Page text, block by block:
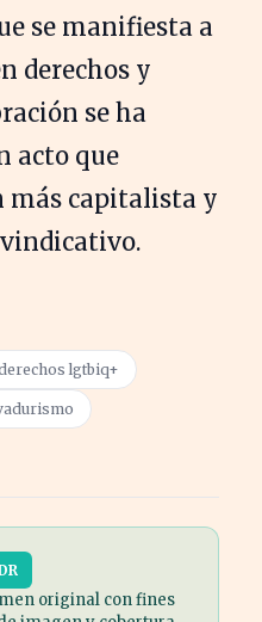
se manifiesta a
derechos y
se ha
acto que
más capitalista y
lgtbiq+
original con fines